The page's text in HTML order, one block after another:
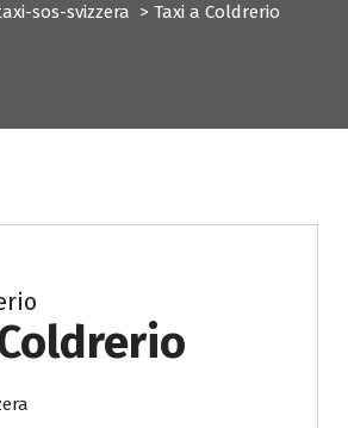
sos-svizzera > Taxi a Coldrerio